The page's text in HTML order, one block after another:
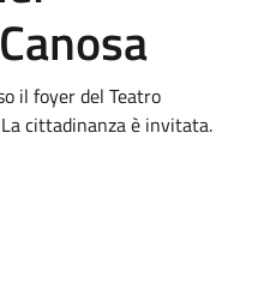
il foyer del Teatro
La cittadinanza è invitata.